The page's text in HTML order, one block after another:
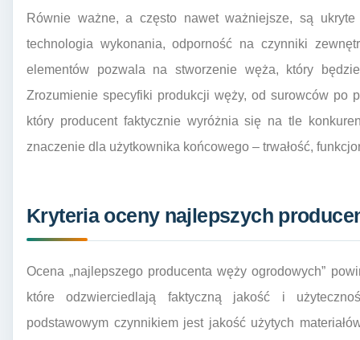
Równie ważne, a często nawet ważniejsze, są ukryte
technologia wykonania, odporność na czynniki
elementów pozwala na stworzenie węża, który
Zrozumienie specyfiki produkcji węży, od surowców po
który producent faktycznie wyróżnia się na tle
znaczenie dla użytkownika końcowego – trwałość,
Kryteria oceny najlepszych
Ocena „najlepszego producenta węży ogrodowych”
które odzwierciedlają faktyczną jakość i
podstawowym czynnikiem jest jakość użytych